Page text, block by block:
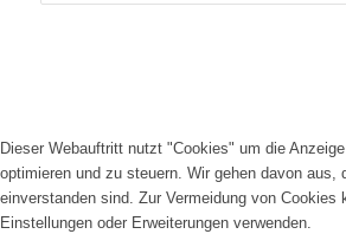
Dieser Webauftritt nutzt "Cookies" um die
optimieren und zu steuern. Wir gehen davon aus,
einverstanden sind. Zur Vermeidung von Cookies
Einstellungen oder Erweiterungen verwenden.